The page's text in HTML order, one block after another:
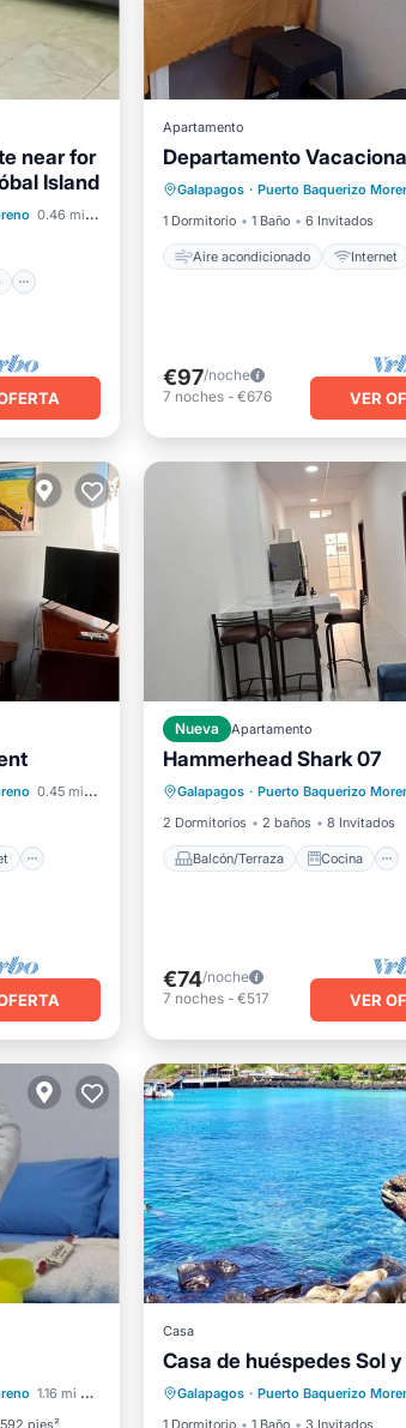
near for
Island
0.46 mi al centro
Apartamento
Departamento
Galapagos · Puerto Baquerizo
1 Dormitorio
1 Baño 6 Invitados
Aire acondicionado Internet
Aire acondicionado
Apto para niños
€97/noche
7 noches- €676 VER
0.45 mi al centro
cama
Nueva Apartamento
Hammerhead Shark 07
Galapagos · Puerto Baquerizo
2 Dormitorios
2 baños 8 Invitados
Balcón/Terraza Cocina
Balcón/Terraza
Cocina
Aire acondicionado
€74/noche
7 noches- €517 VER
1.16 mi al centro
592 pies²
Casa
Casa de huéspedes Sol
Galapagos · Puerto Baquerizo
1 Dormitorio
1 Baño 3 Invitados
Frente al mar
Vista al mar
Vistas
Cocina